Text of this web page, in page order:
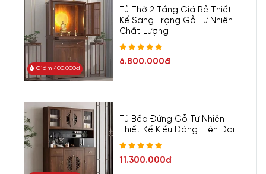
Giảm 400.000đ
Tủ Thờ 2 Tầng Giá Rẻ Thiết
Kế Sang Trọng Gỗ Tự Nhiên
Chất Lượng
6.800.000đ
Tủ Bếp Đứng Gỗ Tự Nhiên
Thiết Kế Kiểu Dáng Hiện Đại
11.300.000đ